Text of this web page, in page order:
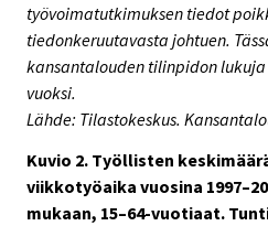
työvoimatutkimuksen tiedot
tiedonkeruutavasta johtuen.
kansantalouden tilinpidon
vuoksi.
Lähde: Tilastokeskus.
Kuvio 2. Työllisten
viikkotyöaika vuosina
mukaan, 15–64-vuotiaat.